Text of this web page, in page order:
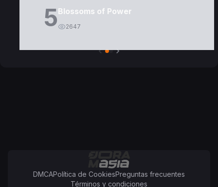
5Blossoms of Power
2647
DMCAPolítica de CookiesPreguntas frecuentes
Términos y condiciones